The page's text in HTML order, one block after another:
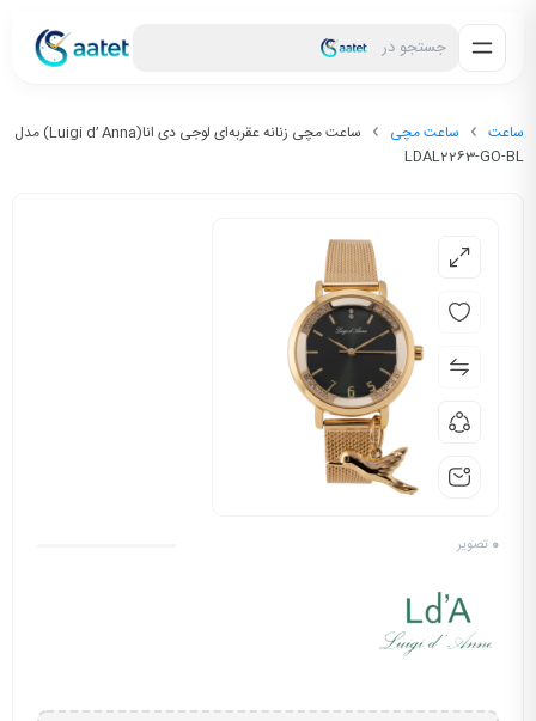
جستجو در
ساعت ساعت مچی
ساعت مچی زنانه عقربه‌ای لوجی دی انا(Luigi d’ Anna) مدل
LDAL2263-GO-BL
0 تصویر